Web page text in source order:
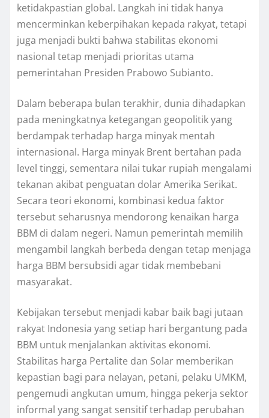
ketidakpastian global. Langkah ini tidak hanya
mencerminkan keberpihakan kepada rakyat, tetapi
juga menjadi bukti bahwa stabilitas ekonomi
nasional tetap menjadi prioritas utama
pemerintahan Presiden Prabowo Subianto.
Dalam beberapa bulan terakhir, dunia dihadapkan
pada meningkatnya ketegangan geopolitik yang
berdampak terhadap harga minyak mentah
internasional. Harga minyak Brent bertahan pada
level tinggi, sementara nilai tukar rupiah mengalami
tekanan akibat penguatan dolar Amerika Serikat.
Secara teori ekonomi, kombinasi kedua faktor
tersebut seharusnya mendorong kenaikan harga
BBM di dalam negeri. Namun pemerintah memilih
mengambil langkah berbeda dengan tetap menjaga
harga BBM bersubsidi agar tidak membebani
masyarakat.
Kebijakan tersebut menjadi kabar baik bagi jutaan
rakyat Indonesia yang setiap hari bergantung pada
BBM untuk menjalankan aktivitas ekonomi.
Stabilitas harga Pertalite dan Solar memberikan
kepastian bagi para nelayan, petani, pelaku UMKM,
pengemudi angkutan umum, hingga pekerja sektor
informal yang sangat sensitif terhadap perubahan